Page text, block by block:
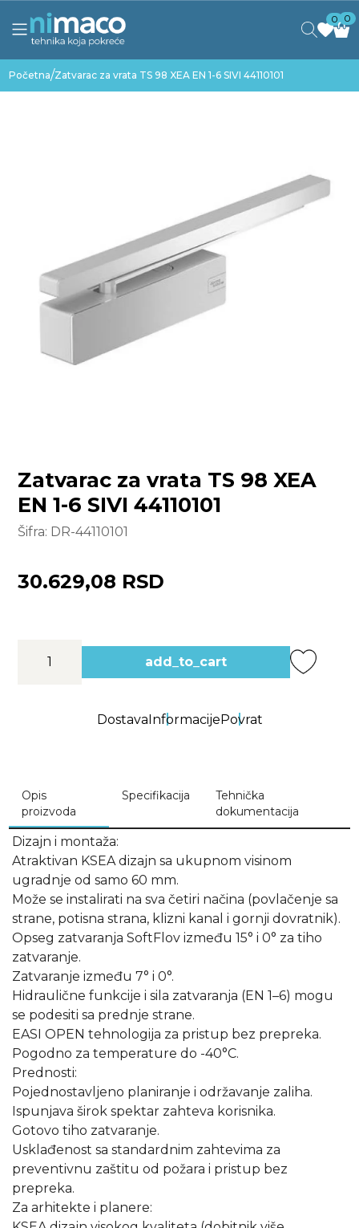
0 0
Početna/Zatvarac za vrata TS 98 XEA EN 1-6 SIVI 44110101
Zatvarac za vrata TS 98 XEA
EN 1-6 SIVI 44110101
Šifra: DR-44110101
30.629,08 RSD
add_to_cart
DostavaInformacijePovrat
Opis
proizvoda
Specifikacija
Tehnička
dokumentacija
Dizajn i montaža:
Atraktivan KSEA dizajn sa ukupnom visinom
ugradnje od samo 60 mm.
Može se instalirati na sva četiri načina (povlačenje sa
strane, potisna strana, klizni kanal i gornji dovratnik).
Opseg zatvaranja SoftFlov između 15° i 0° za tiho
zatvaranje.
Zatvaranje između 7° i 0°.
Hidraulične funkcije i sila zatvaranja (EN 1–6) mogu
se podesiti sa prednje strane.
EASI OPEN tehnologija za pristup bez prepreka.
Pogodno za temperature do -40°C.
Prednosti:
Pojednostavljeno planiranje i održavanje zaliha.
Ispunjava širok spektar zahteva korisnika.
Gotovo tiho zatvaranje.
Usklađenost sa standardnim zahtevima za
preventivnu zaštitu od požara i pristup bez
prepreka.
Za arhitekte i planere: